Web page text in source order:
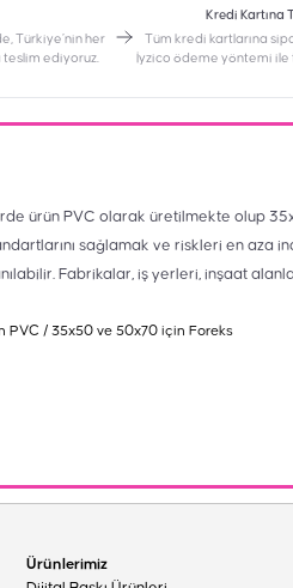
Türkiye’nin her
teslim ediyoruz.
Kredi Kartına
‎Tüm kredi kartlarına
İyzico ödeme yöntemi ile
ürün PVC olarak üretilmekte olup
sağlamak ve riskleri en aza
Fabrikalar, iş yerleri, inşaat
PVC / 35x50 ve 50x70 için Foreks
Ürünlerimiz